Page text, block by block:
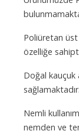
Poliüretan
özelliğe
Doğal kauçuk
sağlamaktadır.
Nemli
nemden ve